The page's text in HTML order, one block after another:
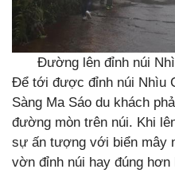
Đường lên đỉnh núi
Để tới được đỉnh núi Nhìu
Sàng Ma Sáo du khách
đường mòn trên núi. Khi
sự ấn tượng với biển mây
vờn đỉnh núi hay đúng